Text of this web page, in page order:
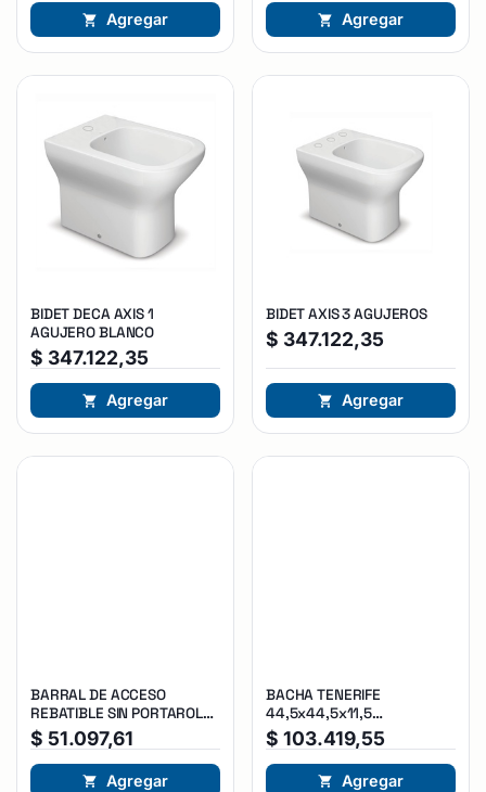
Agregar Agregar
BIDET DECA AXIS 1
AGUJERO BLANCO
$ 347.122,35
Agregar
BIDET AXIS 3 AGUJEROS
$ 347.122,35
Agregar
BARRAL DE ACCESO
REBATIBLE SIN PORTAROLLO
70 x 20 cm x1u
$ 51.097,61
Agregar
BACHA TENERIFE
44,5x44,5x11,5
discontinuado
$ 103.419,55
Agregar